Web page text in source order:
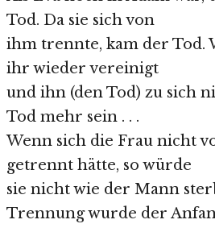
Tod. Da sie sich von
ihm trennte, kam der Tod.
ihr wieder vereinigt
und ihn (den Tod) zu sich
Tod mehr sein . . .
Wenn sich die Frau nicht
getrennt hätte, so würde
sie nicht wie der Mann
Trennung wurde der